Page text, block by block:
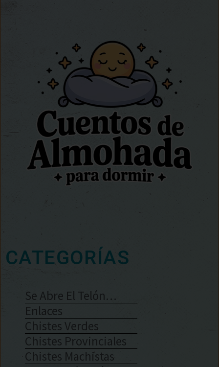
CATEGORÍAS
Se Abre El Telón…
Enlaces
Chistes Verdes
Chistes Provinciales
Chistes Machistas